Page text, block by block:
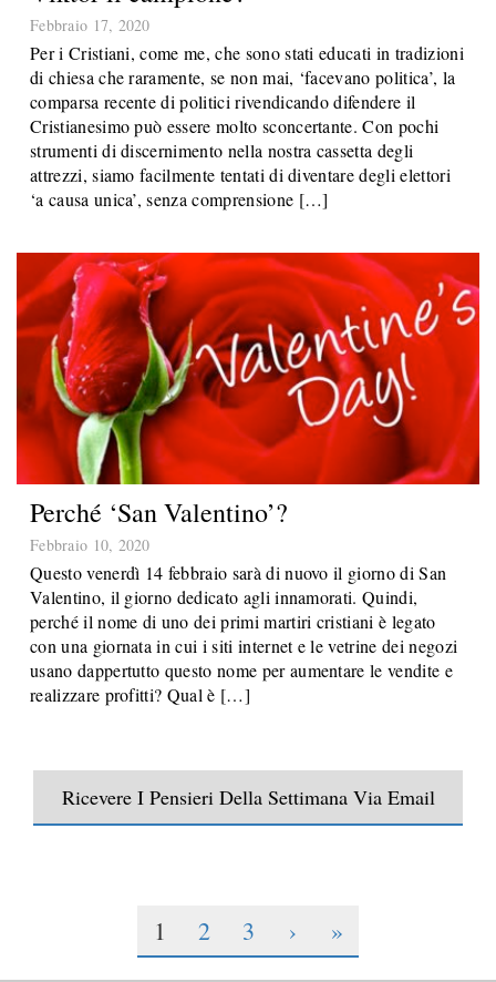
Febbraio 17, 2020
Per i Cristiani, come me, che sono stati educati in tradizioni
di chiesa che raramente, se non mai, ‘facevano politica’, la
comparsa recente di politici rivendicando difendere il
Cristianesimo può essere molto sconcertante. Con pochi
strumenti di discernimento nella nostra cassetta degli
attrezzi, siamo facilmente tentati di diventare degli elettori
‘a causa unica’, senza comprensione […]
Perché ‘San Valentino’?
Febbraio 10, 2020
Questo venerdì 14 febbraio sarà di nuovo il giorno di San
Valentino, il giorno dedicato agli innamorati. Quindi,
perché il nome di uno dei primi martiri cristiani è legato
con una giornata in cui i siti internet e le vetrine dei negozi
usano dappertutto questo nome per aumentare le vendite e
realizzare profitti? Qual è […]
Ricevere I Pensieri Della Settimana Via Email
1 2 3 › »